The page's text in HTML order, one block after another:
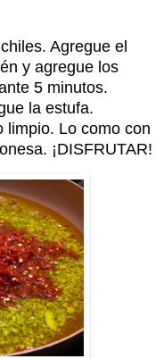
Agregue el
y agregue los
5 minutos.
la estufa.
limpio. Lo como con
¡DISFRUTAR!